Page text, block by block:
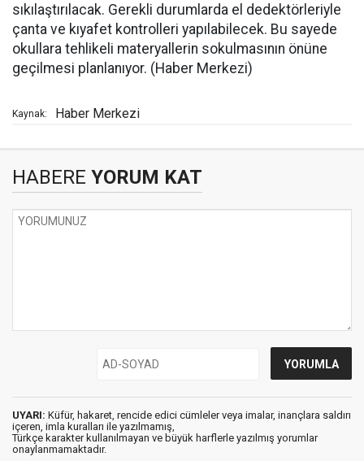
sıkılaştırılacak. Gerekli durumlarda el dedektörleriyle
çanta ve kıyafet kontrolleri yapılabilecek. Bu sayede
okullara tehlikeli materyallerin sokulmasının önüne
geçilmesi planlanıyor. (Haber Merkezi)
Kaynak: Haber Merkezi
HABERE YORUM KAT
UYARI: Küfür, hakaret, rencide edici cümleler veya imalar, inançlara saldırı
içeren, imla kuralları ile yazılmamış,
Türkçe karakter kullanılmayan ve büyük harflerle yazılmış yorumlar
onaylanmamaktadır.